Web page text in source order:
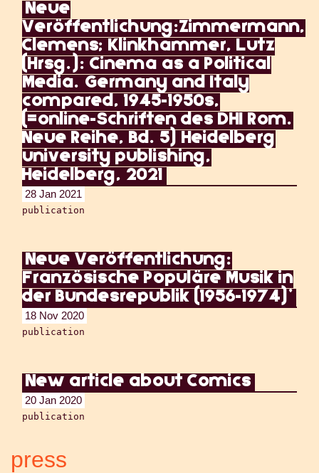
Neue
Veröffentlichung:Zimmermann,
Clemens; Klinkhammer, Lutz
(Hrsg.): Cinema as a Political
Media. Germany and Italy
compared, 1945-1950s,
(=online-Schriften des DHI Rom.
Neue Reihe, Bd. 5) Heidelberg
university publishing,
Heidelberg, 2021
28 Jan 2021
publication
Neue Veröffentlichung:
Französische Populäre Musik in
der Bundesrepublik (1956-1974)'
18 Nov 2020
publication
New article about Comics
20 Jan 2020
publication
press